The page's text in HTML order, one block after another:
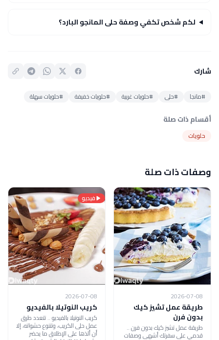
لكم شخص تكفي وصفة حلى المانجو البارد؟
شارك
#مانجا #حلى #حلويات غربية #حلويات خفيفة #حلويات سهلة
أقسام ذات صلة
حلويات
وصفات ذات صلة
2026-07-08
طريقة عمل تشيز كيك
بدون فرن
طريقة عمل تشيز كيك بدون فرن ..
قدمي على سفرتك أشهى وصفات
فيديو
2026-07-08
كريب النوتيلا بالفيديو
كريب النوتيلا بالفيديو .. تتعدد طرق
عمل حلى الكريب، وتتنوع حشواته، إلا
أن ألذها على الإطلاق ما يحضر